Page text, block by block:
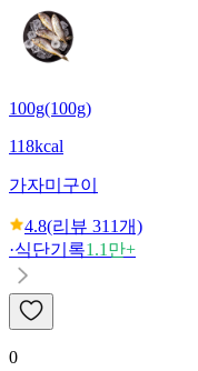
100g(100g)
118kcal
가자미구이
4.8(리뷰 311개)
·식단기록1.1만+
0